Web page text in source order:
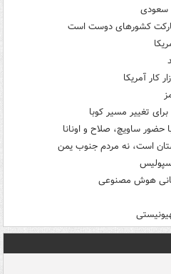
سعودی
کشورهای دوست است
کار آمریکا
تغییر مسیر کوبا
حضور ساویچ، صلاح و اونانا
است، نه مردم جنوب یمن
هوش مصنوعی